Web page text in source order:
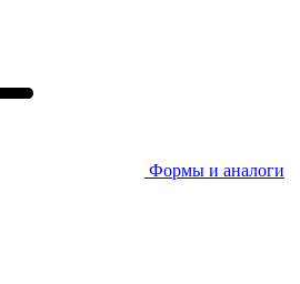
Формы и аналоги